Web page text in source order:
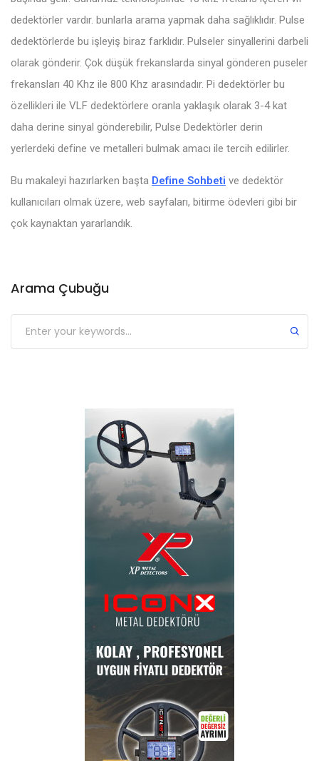
dedektörler vardır. bunlarla arama yapmak daha sağlıklıdır. Pulse
dedektörlerde bu işleyiş biraz farklıdır. Pulseler sinyallerini darbeli
olarak gönderir. Çok düşük frekanslarda sinyal gönderen puseler
frekansları 40 Khz ile 800 Khz arasındadır. Pi dedektörler bu
özellikleri ile VLF dedektörlere oranla yaklaşık olarak 3-4 kat
daha derine sinyal gönderebilir, Pulse Dedektörler derin
yerlerdeki define ve metalleri bulmak amacı ile tercih edilirler.
Bu makaleyi hazırlarken başta Define Sohbeti ve dedektör
kullanıcıları olmak üzere, web sayfaları, bitirme ödevleri gibi bir
çok kaynaktan yararlandık.
Arama Çubuğu